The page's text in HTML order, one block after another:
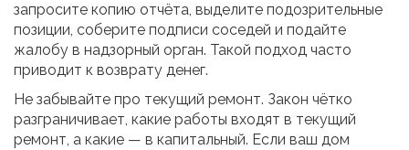
запросите копию отчёта, выделите подозрительные
позиции, соберите подписи соседей и подайте
жалобу в надзорный орган. Такой подход часто
приводит к возврату денег.
Не забывайте про текущий ремонт. Закон чётко
разграничивает, какие работы входят в текущий
ремонт, а какие — в капитальный. Если ваш дом